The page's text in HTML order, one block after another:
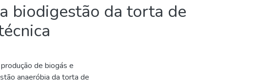
biodigestão da torta de
de biogás e
anaeróbia da torta de